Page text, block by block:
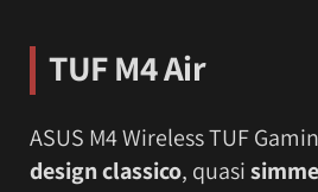
TUF M4 Air
ASUS M4 Wireless TUF
design classico, quasi